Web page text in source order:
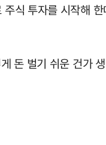
식 투자를 시작해
돈 벌기 쉬운 건가